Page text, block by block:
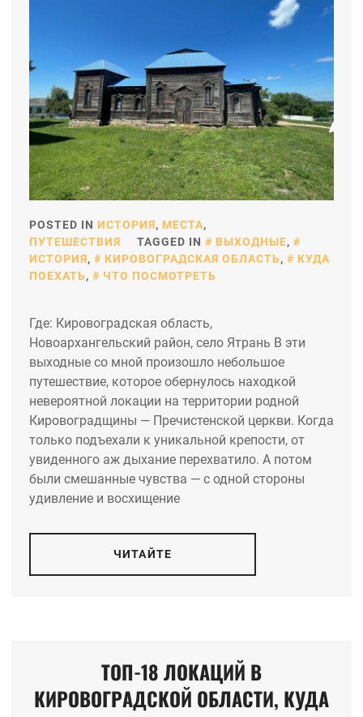
POSTED IN ИСТОРИЯ, МЕСТА,
ПУТЕШЕСТВИЯ
TAGGED IN ВЫХОДНЫЕ,
ИСТОРИЯ, КИРОВОГРАДСКАЯ ОБЛАСТЬ,
КУДА
ПОЕХАТЬ, ЧТО ПОСМОТРЕТЬ
Где: Кировоградская область,
Новоархангельский район, село Ятрань В эти
выходные со мной произошло небольшое
путешествие, которое обернулось находкой
невероятной локации на территории родной
Кировоградщины — Пречистенской церкви. Когда
только подъехали к уникальной крепости, от
увиденного аж дыхание перехватило. А потом
были смешанные чувства — с одной стороны
удивление и восхищение
ЧИТАЙТЕ
ТОП-18 ЛОКАЦИЙ В
КИРОВОГРАДСКОЙ ОБЛАСТИ, КУДА